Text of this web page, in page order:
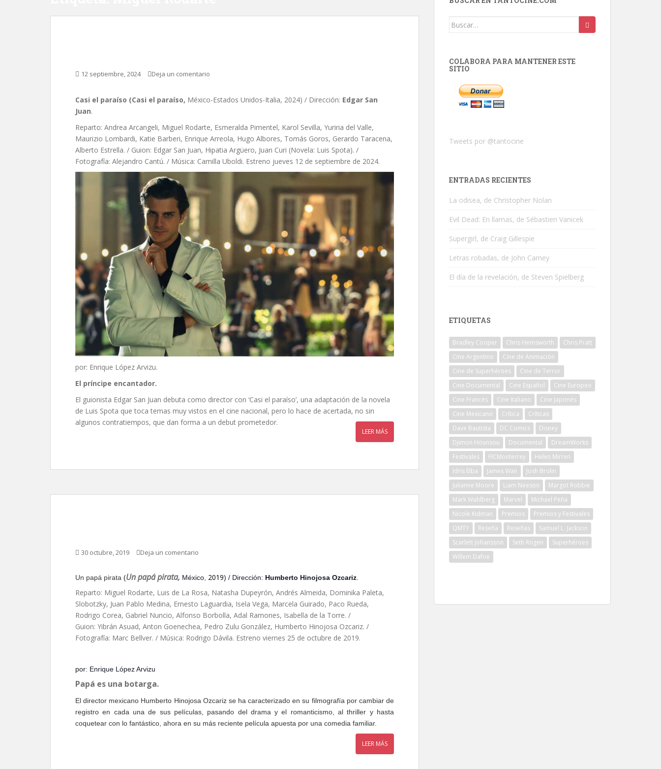
12 septiembre, 2024 Deja un comentario
Casi el paraíso (Casi el paraíso, México-Estados Unidos-Italia, 2024) / Dirección: Edgar San
Juan.
Reparto: Andrea Arcangeli, Miguel Rodarte, Esmeralda Pimentel, Karol Sevilla, Yuriria del Valle,
Maurizio Lombardi, Katie Barberi, Enrique Arreola, Hugo Albores, Tomás Goros, Gerardo Taracena,
Alberto Estrella. / Guion: Edgar San Juan, Hipatia Argüero, Juan Curi (Novela: Luis Spota). /
Fotografía: Alejandro Cantú. / Música: Camilla Uboldi. Estreno jueves 12 de septiembre de 2024.
por: Enrique López Arvizu.
El príncipe encantador.
El guionista Edgar San Juan debuta como director con ‘Casi el paraíso’, una adaptación de la novela
de Luis Spota que toca temas muy vistos en el cine nacional, pero lo hace de acertada, no sin
algunos contratiempos, que dan forma a un debut prometedor.
LEER MÁS
30 octubre, 2019 Deja un comentario
Un papá pirata (Un papá pirata, México 2019) / Dirección: Humberto Hinojosa Ozcariz
Reparto: Miguel Rodarte, Luis de La Rosa, Natasha Dupeyrón, Andrés Almeida, Dominika Paleta,
Slobotzky, Juan Pablo Medina, Ernesto Laguardia, Isela Vega, Marcela Guirado, Paco Rueda,
Rodrigo Corea, Gabriel Nuncio, Alfonso Borbolla, Adal Ramones, Isabella de la Torre. /
Guion: Yibrán Asuad, Anton Goenechea, Pedro Zulu González, Humberto Hinojosa Ozcariz. /
Fotografía: Marc Bellver. / Música: Rodrigo Dávila. Estreno viernes 25 de octubre de 2019.
por: Enrique López Arvizu
Papá es una botarga.
El director mexicano Humberto Hinojosa Ozcariz se ha caracterizado en su filmografía por cambiar de
registro en cada una de sus películas, pasando del drama y el romanticismo, al thriller y hasta
coquetear con lo fantástico, ahora en su más reciente película apuesta por una comedia familiar.
LEER MÁS
Buscar:
COLABORA PARA MANTENER ESTE
SITIO
Tweets por @tantocine
ENTRADAS RECIENTES
La odisea, de Christopher Nolan
Evil Dead: En llamas, de Sébastien Vanicek
Supergirl, de Craig Gillespie
Letras robadas, de John Carney
El día de la revelación, de Steven Spielberg
ETIQUETAS
Bradley Cooper Chris Hemsworth
Chris Pratt
Cine Argentino
Cine de Animación
Cine de Superhéroes
Cine de Terror
Cine Documental
Cine Español
Cine Europeo
Cine Francés
Cine Italiano
Cine Japonés
Cine Mexicano
Crítica
Críticas
Dave Bautista
DC Comics
Disney
Djimon Hounsou
Documental
DreamWorks
Festivales
FICMonterrey
Helen Mirren
Idris Elba
James Wan
Josh Brolin
Julianne Moore
Liam Neeson
Margot Robbie
Mark Wahlberg
Marvel
Michael Peña
Nicole Kidman
Premios
Premios y Festivales
QMTY
Reseña Reseñas
Samuel L. Jackson
Scarlett Johansson
Seth Rogen
Superhéroes
Willem Dafoe